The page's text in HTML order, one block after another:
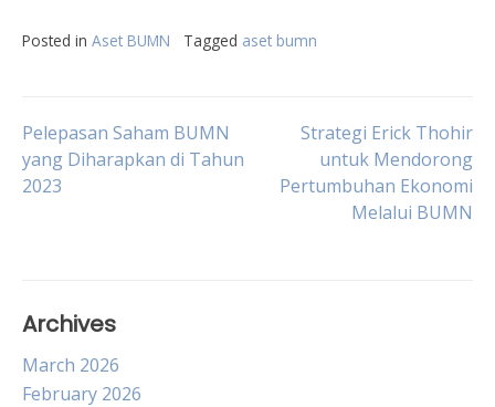
Posted in Aset BUMN Tagged aset bumn
Post
navigation
Pelepasan Saham BUMN
yang Diharapkan di Tahun
2023
Strategi Erick Thohir
untuk Mendorong
Pertumbuhan Ekonomi
Melalui BUMN
Archives
March 2026
February 2026